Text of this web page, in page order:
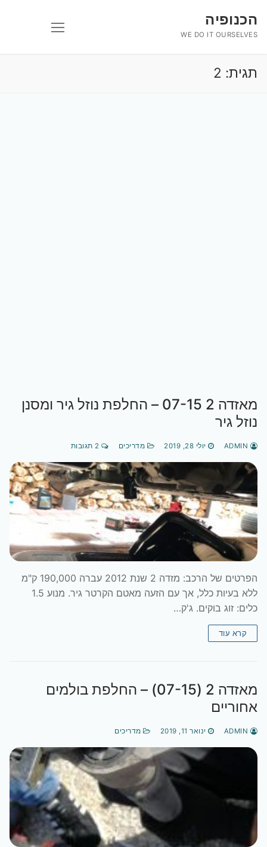
לתוכןהכנופיה
WE DO IT OURSELVES
תגית: 2
מאזדה 2 07-15 – החלפת נוזל גיר ומסנן
נוזל גיר
יולי 28, 2019 מדריכים
הפרטים של הרכב: מזדה 2 שנת 2012 עברה 190,000 ק"מ
ללא בעיות כלל, אך עם הזעה מאטם הקרטר גיר. מנוע 1.5
כלים: זוג בוקים. ג'ק…
קרא עוד
מאזדה 2 (07-15) – החלפת בולמים
אחוריים
ינואר 11, 2019 מדריכים